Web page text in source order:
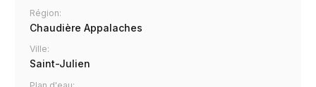
Région:
Chaudière Appalaches
Ville:
Saint-Julien